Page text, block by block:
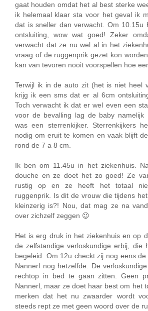
gaat houden omdat het al best sterke
ik helemaal klaar sta voor het geval ik
dat is sneller dan verwacht. Om 10.15u
ontsluiting, wow wat goed! Zeker
verwacht dat ze nu wel al in het
vraag of de ruggenprik gezet kon
kan van tevoren nooit voorspellen hoe
Terwijl ik in de auto zit (het is niet heel
krijg ik een sms dat er al 6cm
Toch verwacht ik dat er wel even een
voor de bevalling lag de baby namelijk
was een sterrenkijker. Sterrenkijkers
nodig om eruit te komen en vaak blijft
rond de 7 a 8 cm.
Ik ben om 11.45u in het ziekenhuis.
douche en ze doet het zo goed! Ze
rustig op en ze heeft het totaal
ruggenprik. Is dit de vrouw die tijdens
kleinzerig is?! Nou, dat mag ze na
over zichzelf zeggen 😉
Het is erg druk in het ziekenhuis en op
de zelfstandige verloskundige erbij, die
begeleid. Om 12u checkt zij nog eens
Nannerl nog hetzelfde. De
rechtop in bed te gaan zitten. Geen
Nannerl, maar ze doet haar best om het
merken dat het nu zwaarder wordt
steeds rept ze met geen woord over de